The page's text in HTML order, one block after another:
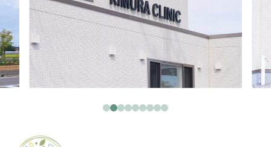
1 2 3 4 5 6 7 8 9